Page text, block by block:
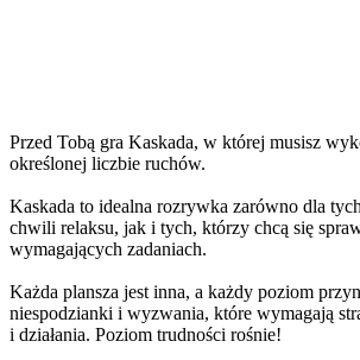
Przed Tobą gra Kaskada, w której musisz
określonej liczbie ruchów.
Kaskada to idealna rozrywka zarówno dla
chwili relaksu, jak i tych, którzy chcą się
wymagających zadaniach.
Każda plansza jest inna, a każdy poziom
niespodzianki i wyzwania, które wymagają
i działania. Poziom trudności rośnie!